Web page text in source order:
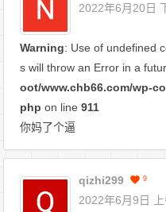
2022年6月20日
Warning: Use of undefined
s will throw an Error in a
oot/www.chb66.com/wp-
php on line911
你妈了个逼
qizhi299 9
2022年6月9日